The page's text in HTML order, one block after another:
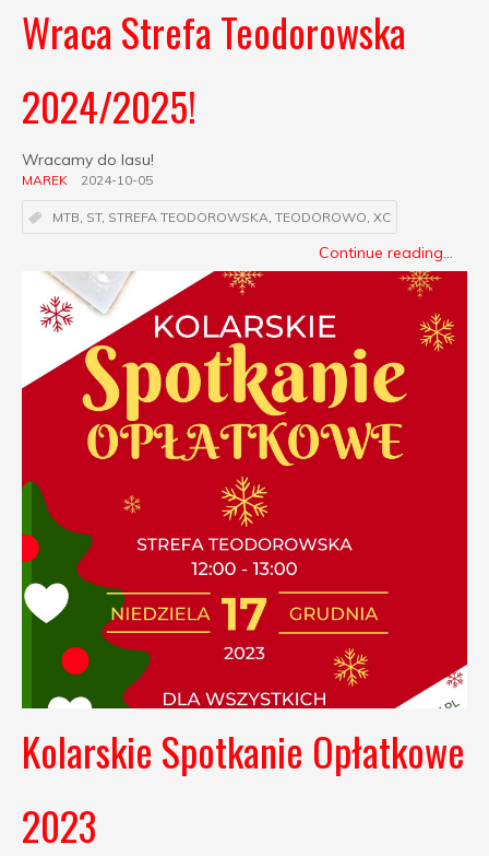
Wraca Strefa Teodorowska
2024/2025!
Wracamy do lasu!
MAREK 2024-10-05
MTB, ST, STREFA TEODOROWSKA, TEODOROWO, XC
Continue reading...
Kolarskie Spotkanie Opłatkowe
2023